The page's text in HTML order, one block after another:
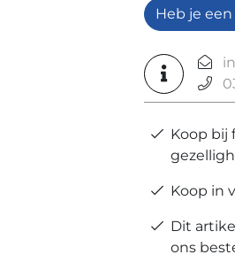
Heb je
Koop bij
Koop in
Dit
ons